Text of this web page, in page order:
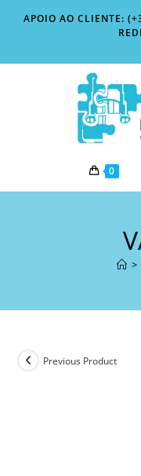
APOIO AO CLIENTE:
0
>
Previous Product